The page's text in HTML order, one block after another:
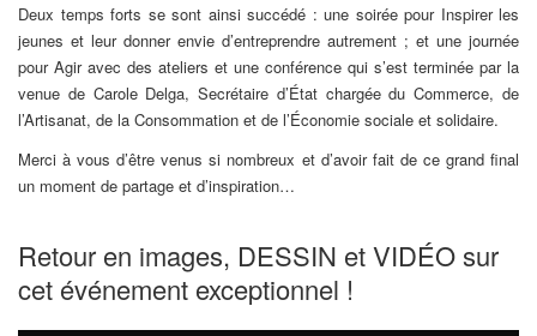
Deux temps forts se sont ainsi succédé : une soirée pour Inspirer les
jeunes et leur donner envie d’entreprendre autrement ; et une journée
pour Agir avec des ateliers et une conférence qui s’est terminée par la
venue de Carole Delga, Secrétaire d’État chargée du Commerce, de
l’Artisanat, de la Consommation et de l’Économie sociale et solidaire.
Merci à vous d’être venus si nombreux et d’avoir fait de ce grand final
un moment de partage et d’inspiration…
Retour en images, DESSIN et VIDÉO sur
cet événement exceptionnel !